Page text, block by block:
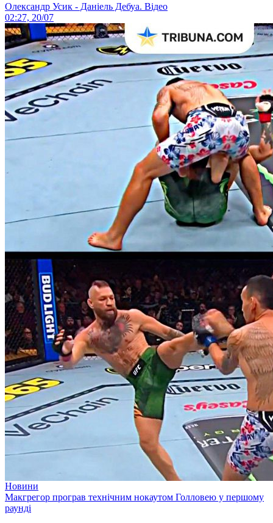
Олександр Усик - Даніель Дебуа. Відео
02:27, 20/07
Новини
Макгрегор програв технічним нокаутом Голловею у першому
раунді